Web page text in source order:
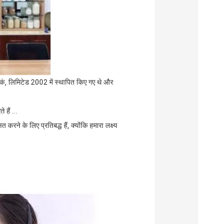
लिमिटेड 2002 में स्थापित किए गए थे और
हैं ...
करने के लिए प्रतिबद्ध हैं, क्योंकि हमारा लक्ष्य